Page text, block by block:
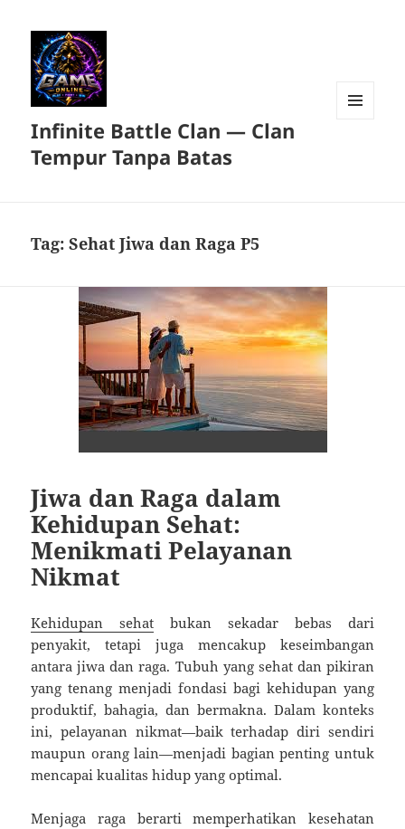
Infinite Battle Clan — Clan
Tempur Tanpa Batas
Tag:Sehat Jiwa dan Raga P5
Jiwa dan Raga dalam
Kehidupan Sehat:
Menikmati Pelayanan
Nikmat
Kehidupan sehat bukan sekadar bebas dari
penyakit, tetapi juga mencakup keseimbangan
antara jiwa dan raga. Tubuh yang sehat dan pikiran
yang tenang menjadi fondasi bagi kehidupan yang
produktif, bahagia, dan bermakna. Dalam konteks
ini, pelayanan nikmat—baik terhadap diri sendiri
maupun orang lain—menjadi bagian penting untuk
mencapai kualitas hidup yang optimal.
Menjaga raga berarti memperhatikan kesehatan